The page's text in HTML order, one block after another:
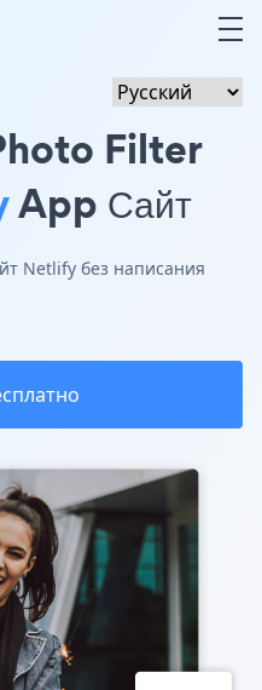
Filter
App Сайт
Netlify без написания